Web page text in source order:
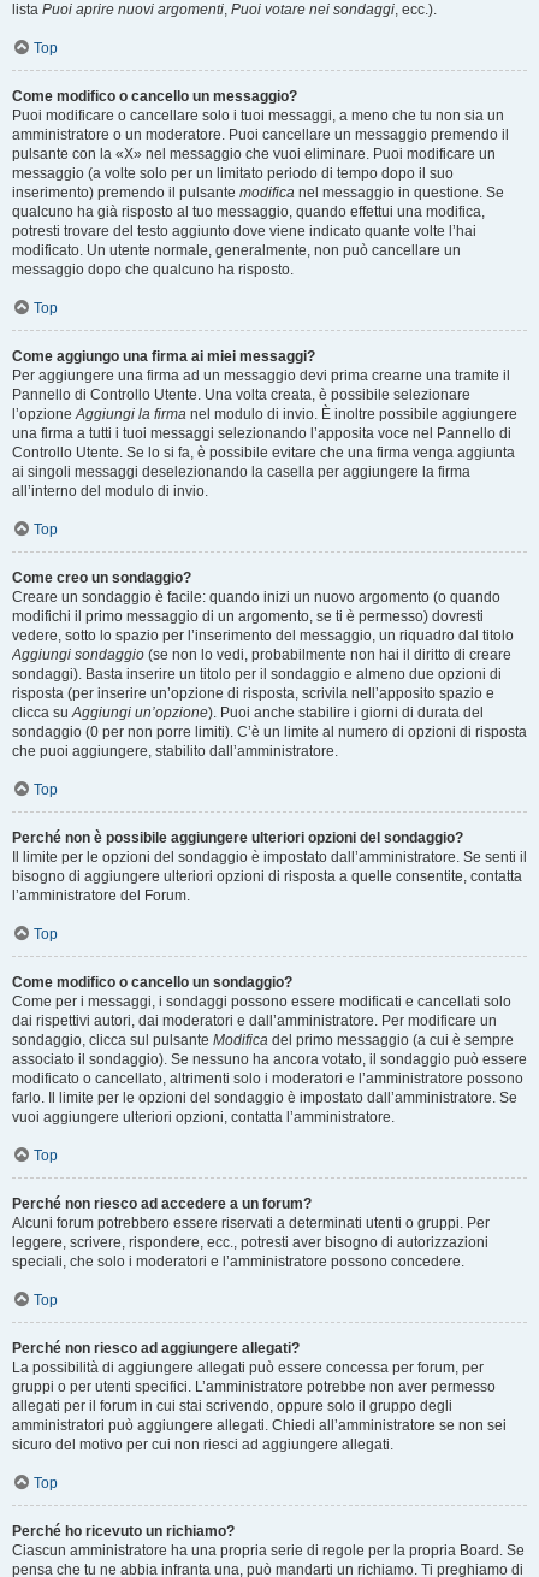
lista Puoi aprire nuovi argomenti, Puoi votare nei sondaggi, ecc.).
Top
Come modifico o cancello un messaggio?
Puoi modificare o cancellare solo i tuoi messaggi, a meno che tu non sia un
amministratore o un moderatore. Puoi cancellare un messaggio premendo il
pulsante con la «X» nel messaggio che vuoi eliminare. Puoi modificare un
messaggio (a volte solo per un limitato periodo di tempo dopo il suo
inserimento) premendo il pulsante modifica nel messaggio in questione. Se
qualcuno ha già risposto al tuo messaggio, quando effettui una modifica,
potresti trovare del testo aggiunto dove viene indicato quante volte l’hai
modificato. Un utente normale, generalmente, non può cancellare un
messaggio dopo che qualcuno ha risposto.
Top
Come aggiungo una firma ai miei messaggi?
Per aggiungere una firma ad un messaggio devi prima crearne una tramite il
Pannello di Controllo Utente. Una volta creata, è possibile selezionare
l’opzioneAggiungi la firma nel modulo di invio. È inoltre possibile aggiungere
una firma a tutti i tuoi messaggi selezionando l’apposita voce nel Pannello di
Controllo Utente. Se lo si fa, è possibile evitare che una firma venga aggiunta
ai singoli messaggi deselezionando la casella per aggiungere la firma
all’interno del modulo di invio.
Top
Come creo un sondaggio?
Creare un sondaggio è facile: quando inizi un nuovo argomento (o quando
modifichi il primo messaggio di un argomento, se ti è permesso) dovresti
vedere, sotto lo spazio per l’inserimento del messaggio, un riquadro dal titolo
Aggiungi sondaggio (se non lo vedi, probabilmente non hai il diritto di creare
sondaggi). Basta inserire un titolo per il sondaggio e almeno due opzioni di
risposta (per inserire un’opzione di risposta, scrivila nell’apposito spazio e
clicca suAggiungi un’opzione). Puoi anche stabilire i giorni di durata del
sondaggio (0 per non porre limiti). C’è un limite al numero di opzioni di risposta
che puoi aggiungere, stabilito dall’amministratore.
Top
Perché non è possibile aggiungere ulteriori opzioni del sondaggio?
Il limite per le opzioni del sondaggio è impostato dall’amministratore. Se senti il
bisogno di aggiungere ulteriori opzioni di risposta a quelle consentite, contatta
l’amministratore del Forum.
Top
Come modifico o cancello un sondaggio?
Come per i messaggi, i sondaggi possono essere modificati e cancellati solo
dai rispettivi autori, dai moderatori e dall’amministratore. Per modificare un
sondaggio, clicca sul pulsante Modifica del primo messaggio (a cui è sempre
associato il sondaggio). Se nessuno ha ancora votato, il sondaggio può essere
modificato o cancellato, altrimenti solo i moderatori e l’amministratore possono
farlo. Il limite per le opzioni del sondaggio è impostato dall’amministratore. Se
vuoi aggiungere ulteriori opzioni, contatta l’amministratore.
Top
Perché non riesco ad accedere a un forum?
Alcuni forum potrebbero essere riservati a determinati utenti o gruppi. Per
leggere, scrivere, rispondere, ecc., potresti aver bisogno di autorizzazioni
speciali, che solo i moderatori e l’amministratore possono concedere.
Top
Perché non riesco ad aggiungere allegati?
La possibilità di aggiungere allegati può essere concessa per forum, per
gruppi o per utenti specifici. L’amministratore potrebbe non aver permesso
allegati per il forum in cui stai scrivendo, oppure solo il gruppo degli
amministratori può aggiungere allegati. Chiedi all’amministratore se non sei
sicuro del motivo per cui non riesci ad aggiungere allegati.
Top
Perché ho ricevuto un richiamo?
Ciascun amministratore ha una propria serie di regole per la propria Board. Se
pensa che tu ne abbia infranta una, può mandarti un richiamo. Ti preghiamo di